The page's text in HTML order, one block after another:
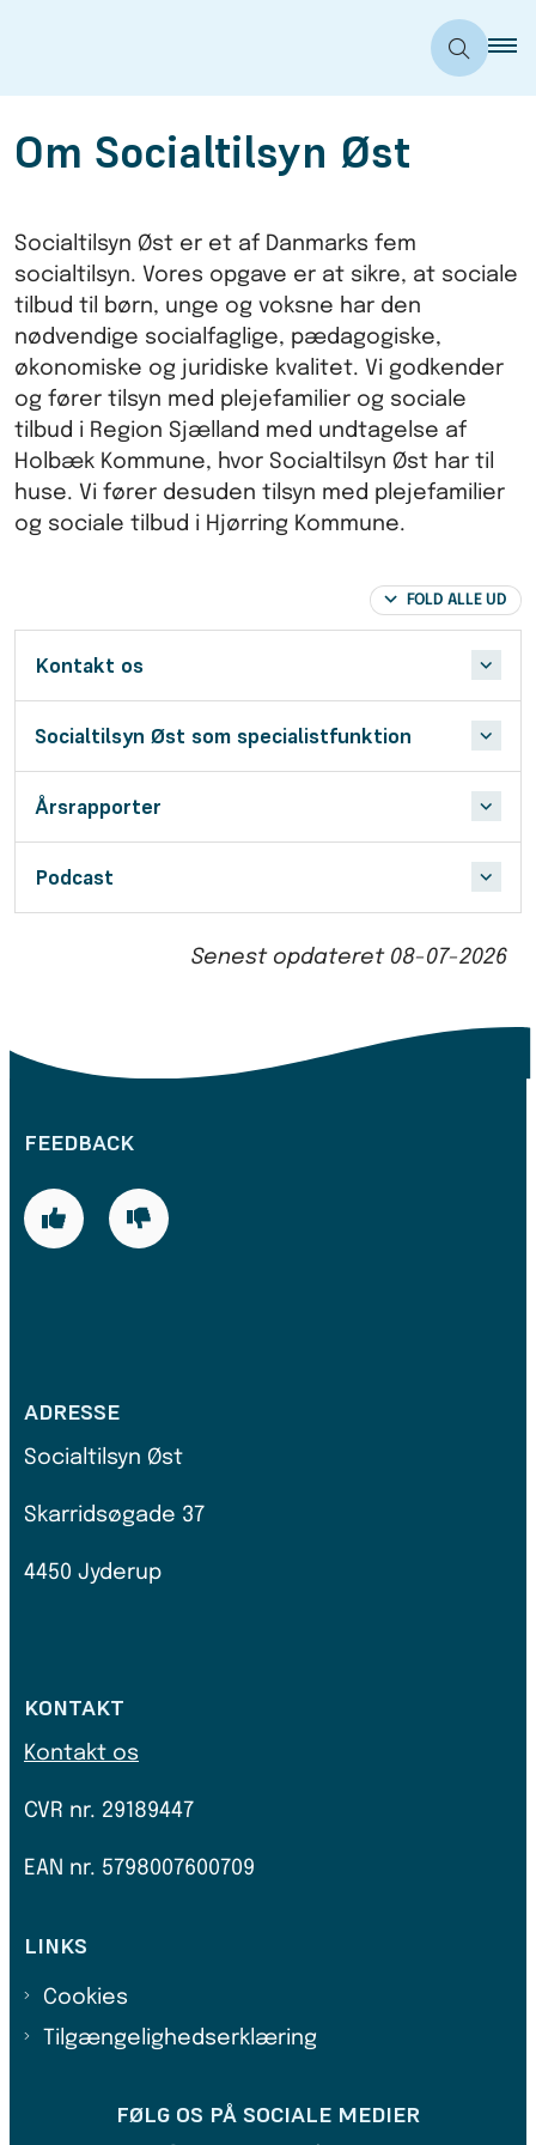
Om Socialtilsyn Øst
Socialtilsyn Øst er et af Danmarks fem
socialtilsyn. Vores opgave er at sikre, at sociale
tilbud til børn, unge og voksne har den
nødvendige socialfaglige, pædagogiske,
økonomiske og juridiske kvalitet. Vi godkender
og fører tilsyn med plejefamilier og sociale
tilbud i Region Sjælland med undtagelse af
Holbæk Kommune, hvor Socialtilsyn Øst har til
huse. Vi fører desuden tilsyn med plejefamilier
og sociale tilbud i Hjørring Kommune.
FOLD ALLE UD
Kontakt os
Socialtilsyn Øst som specialistfunktion
Årsrapporter
Podcast
Senest opdateret 08-07-2026
FEEDBACK
ADRESSE
Socialtilsyn Øst
Skarridsøgade 37
4450 Jyderup
KONTAKT
Kontakt os
CVR nr. 29189447
EAN nr. 5798007600709
LINKS
Cookies
Tilgængelighedserklæring
FØLG OS PÅ SOCIALE MEDIER